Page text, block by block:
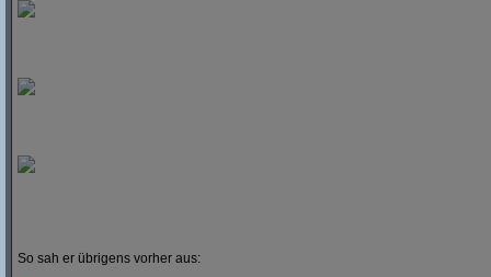
So sah er übrigens vorher aus: